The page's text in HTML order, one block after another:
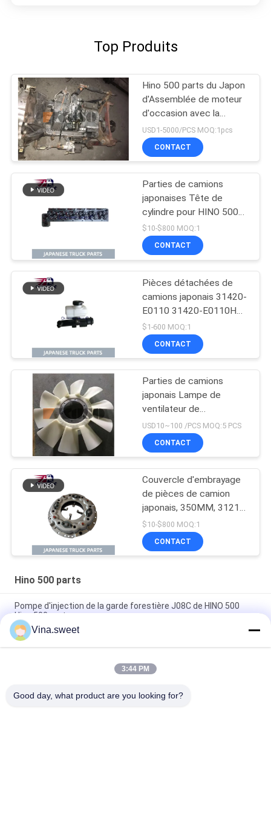
Top Produits
Hino 500 parts du Japon
d'Assemblée de moteur
d'occasion avec la
transmission pour la
bonne condition de la
gamme J08CT de HINO
USD1-5000/PCS MOQ:1pcs
CONTACT
Parties de camions
japonaises Tête de
cylindre pour HINO 500
RANGER J08C-UJ
J08CT OEM 11101-
E0541
$10-$800 MOQ:1
CONTACT
Pièces détachées de
camions japonais 31420-
E0110 31420-E0110HP
Bouteille principale
d'embrayage pour HINO
500 J08E
$1-600 MOQ:1
CONTACT
Parties de camions
japonais Lampe de
ventilateur de
refroidissement du
moteur Pour HINO 500
RANGER J08E EURO 4
USD10~100 /PCS MOQ:5 PCS
CONTACT
Couvercle d'embrayage
de pièces de camion
japonais, 350MM, 31210
– 2621 HNC540, pour
camion HINO 500
RANGER J08C J08CT,
$10-$800 MOQ:1
CONTACT
Hino 500 parts
Pompe d'injection de la garde forestière J08C de HINO 500
Hino 500 parts
Piston de Hino J08E de pièces de moteur du camion S130A-
E0101
Pièces d'auto Hino d'arbre à cames de la garde forestière
Vina.sweet
3:44 PM
Good day, what product are you looking for?